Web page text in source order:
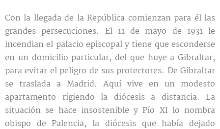
Con la llegada de la República comienzan para él las
grandes persecuciones. El 11 de mayo de 1931 le
incendian el palacio episcopal y tiene que esconderse
en un domicilio particular, del que huye a Gibraltar,
para evitar el peligro de sus protectores. De Gibraltar
se traslada a Madrid. Aquí vive en un modesto
apartamento rigiendo la diócesis a distancia. La
situación se hace insostenible y Pío XI lo nombra
obispo de Palencia, la diócesis que había dejado